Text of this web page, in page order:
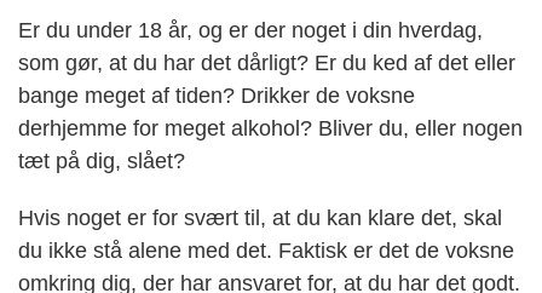
Er du under 18 år, og er der noget i din hverdag,
som gør, at du har det dårligt? Er du ked af det eller
bange meget af tiden? Drikker de voksne
derhjemme for meget alkohol? Bliver du, eller nogen
tæt på dig, slået?
Hvis noget er for svært til, at du kan klare det, skal
du ikke stå alene med det. Faktisk er det de voksne
omkring dig, der har ansvaret for, at du har det godt.